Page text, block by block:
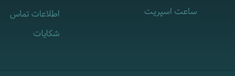
ساعت اسپریت
اطلاعات تماس
شکایات